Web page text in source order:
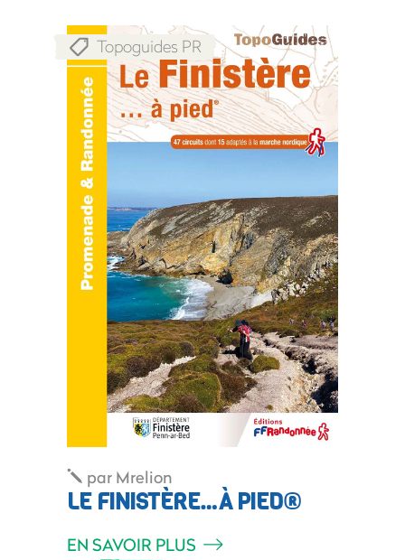
Topoguides PR
par Mrelion
LE FINISTÈRE…À PIED®
EN SAVOIR PLUS